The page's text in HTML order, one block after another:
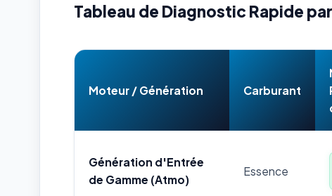
Tableau de Diagnostic Rapide
Moteur / Génération Carburant
Génération d'Entrée
de Gamme (Atmo)
Essence